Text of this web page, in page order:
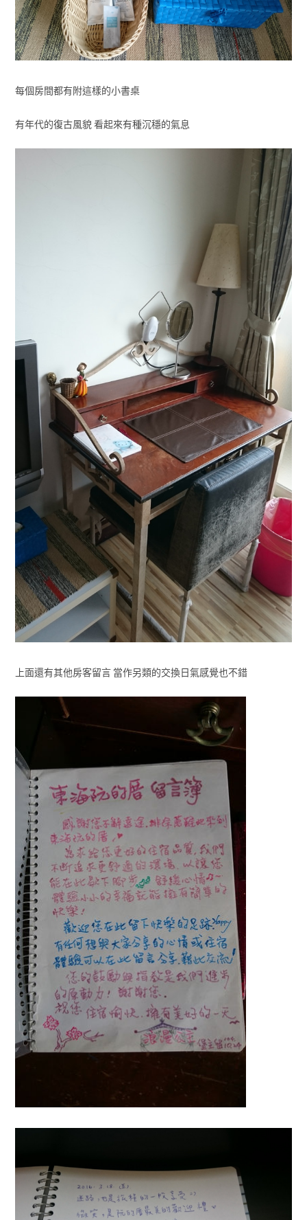
每個房間都有附這樣的小書桌
有年代的復古風貌 看起來有種沉穩的氣息
上面還有其他房客留言 當作另類的交換日氣感覺也不錯